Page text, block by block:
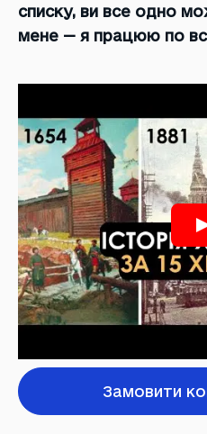
списку, ви все одно
мене — я працюю по
Замовити